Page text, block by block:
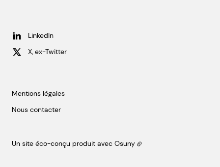
LinkedIn
X, ex-Twitter
Mentions légales
Nous contacter
Un site éco-conçu produit avec Osuny